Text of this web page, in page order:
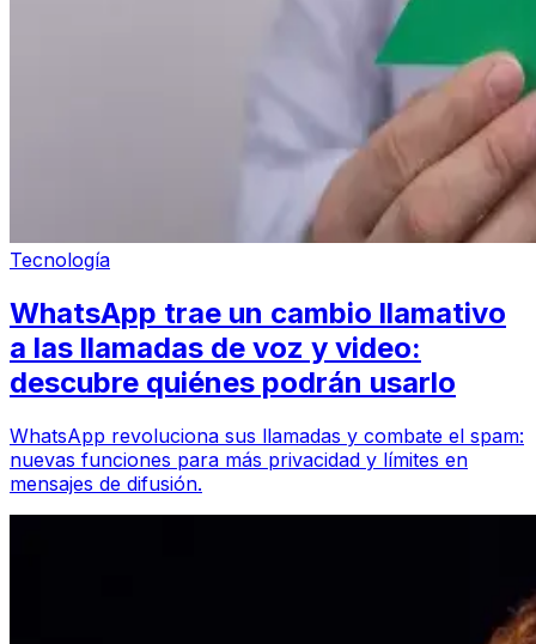
Tecnología
WhatsApp trae un cambio llamativo
a las llamadas de voz y video:
descubre quiénes podrán usarlo
WhatsApp revoluciona sus llamadas y combate el spam:
nuevas funciones para más privacidad y límites en
mensajes de difusión.